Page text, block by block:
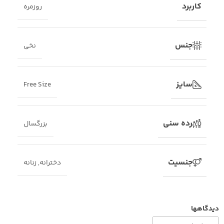
کاربرد
روزمره
جنس نخی
سایز Free Size
رده سنی بزرگسال
جنسیت دخترانه, زنانه
دیدگاهها